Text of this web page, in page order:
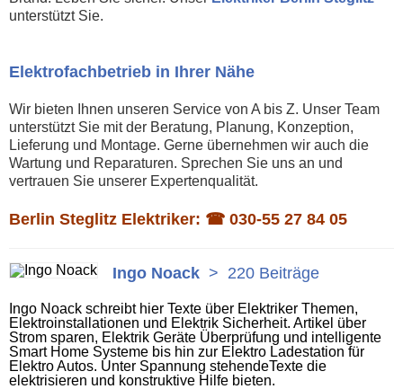
unterstützt Sie.
Elektrofachbetrieb in Ihrer Nähe
Wir bieten Ihnen unseren Service von A bis Z. Unser Team
unterstützt Sie mit der Beratung, Planung, Konzeption,
Lieferung und Montage. Gerne übernehmen wir auch die
Wartung und Reparaturen. Sprechen Sie uns an und
vertrauen Sie unserer Expertenqualität.
Berlin Steglitz Elektriker: ☎ 030-55 27 84 05
Ingo Noack > 220 Beiträge
Ingo Noack schreibt hier Texte über Elektriker Themen,
Elektroinstallationen und Elektrik Sicherheit. Artikel über
Strom sparen, Elektrik Geräte Überprüfung und intelligente
Smart Home Systeme bis hin zur Elektro Ladestation für
Elektro Autos. Unter Spannung stehendeTexte die
elektrisieren und konstruktive Hilfe bieten.